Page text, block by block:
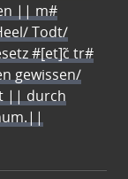
|| m#
Todt/
#[et]c̃ tr#
gewissen/
|| durch